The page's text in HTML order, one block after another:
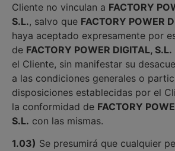
Cliente no vinculan a FACTORY
S.L., salvo que FACTORY POWER
haya aceptado expresamente por
de FACTORY POWER DIGITAL, S.L.
el Cliente, sin manifestar su
a las condiciones generales o
disposiciones establecidas por el
la conformidad de FACTORY
S.L. con las mismas.
1.03) Se presumirá que cualquier